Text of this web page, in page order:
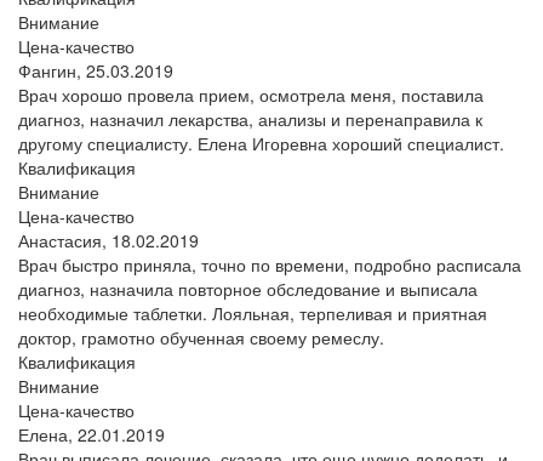
Внимание
Цена-качество
Фангин, 25.03.2019
Врач хорошо провела прием, осмотрела меня, поставила
диагноз, назначил лекарства, анализы и перенаправила к
другому специалисту. Елена Игоревна хороший специалист.
Квалификация
Внимание
Цена-качество
Анастасия, 18.02.2019
Врач быстро приняла, точно по времени, подробно расписала
диагноз, назначила повторное обследование и выписала
необходимые таблетки. Лояльная, терпеливая и приятная
доктор, грамотно обученная своему ремеслу.
Квалификация
Внимание
Цена-качество
Елена, 22.01.2019